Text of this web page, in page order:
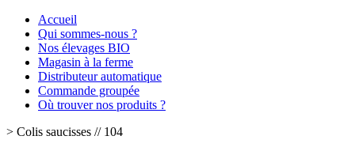
Accueil
Qui sommes-nous ?
Nos élevages BIO
Magasin à la ferme
Distributeur automatique
Commande groupée
Où trouver nos produits ?
> Colis saucisses // 104